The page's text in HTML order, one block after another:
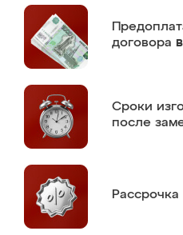
договора
Сроки
после
Рассрочка